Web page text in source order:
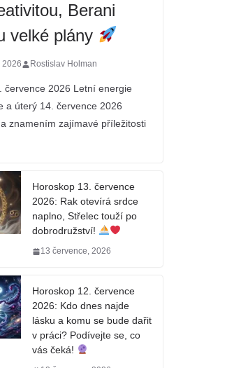
Berani
velké plány
2026 Rostislav Holman
července 2026 Letní energie
a úterý 14. července 2026
znamením zajímavé příležitosti
Horoskop 13. července
2026: Rak otevírá srdce
naplno, Střelec touží po
dobrodružství!
13 července, 2026
Horoskop 12. července
2026: Kdo dnes najde
lásku a komu se bude dařit
v práci? Podívejte se, co
vás čeká!